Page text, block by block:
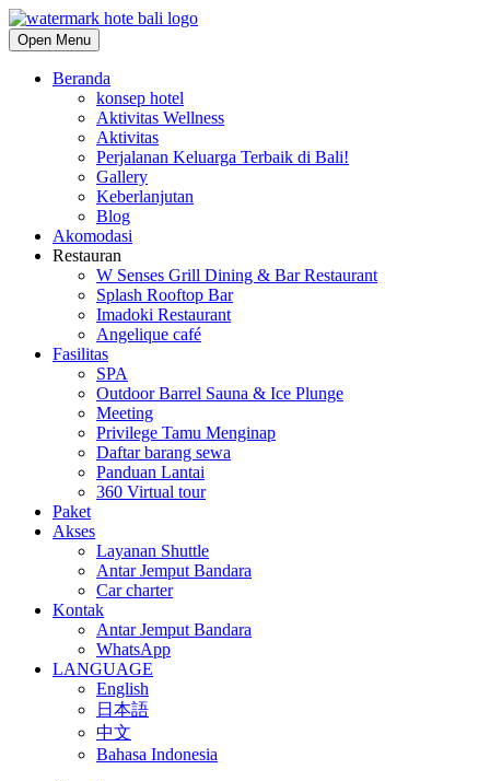
Open Menu
Beranda
konsep hotel
Aktivitas Wellness
Aktivitas
Perjalanan Keluarga Terbaik di Bali!
Gallery
Keberlanjutan
Blog
Akomodasi
Restauran
W Senses Grill Dining & Bar Restaurant
Splash Rooftop Bar
Imadoki Restaurant
Angelique café
Fasilitas
SPA
Outdoor Barrel Sauna & Ice Plunge
Meeting
Privilege Tamu Menginap
Daftar barang sewa
Panduan Lantai
360 Virtual tour
Paket
Akses
Layanan Shuttle
Antar Jemput Bandara
Car charter
Kontak
Antar Jemput Bandara
WhatsApp
LANGUAGE
English
日本語
中文
Bahasa Indonesia